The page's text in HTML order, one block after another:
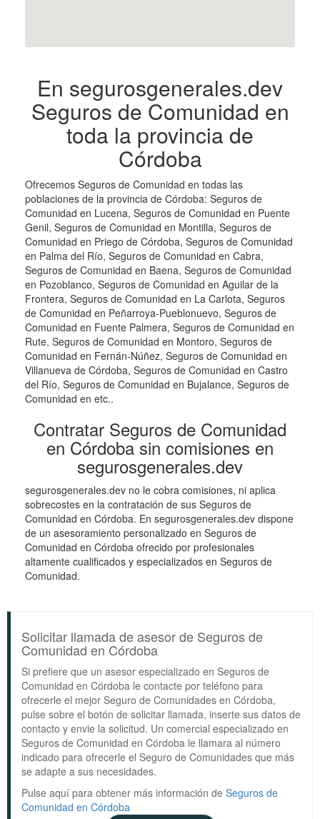
En segurosgenerales.dev
Seguros de Comunidad en
toda la provincia de
Córdoba
Ofrecemos Seguros de Comunidad en todas las
poblaciones de la provincia de Córdoba: Seguros de
Comunidad en Lucena, Seguros de Comunidad en Puente
Genil, Seguros de Comunidad en Montilla, Seguros de
Comunidad en Priego de Córdoba, Seguros de Comunidad
en Palma del Río, Seguros de Comunidad en Cabra,
Seguros de Comunidad en Baena, Seguros de Comunidad
en Pozoblanco, Seguros de Comunidad en Aguilar de la
Frontera, Seguros de Comunidad en La Carlota, Seguros
de Comunidad en Peñarroya-Pueblonuevo, Seguros de
Comunidad en Fuente Palmera, Seguros de Comunidad en
Rute, Seguros de Comunidad en Montoro, Seguros de
Comunidad en Fernán-Núñez, Seguros de Comunidad en
Villanueva de Córdoba, Seguros de Comunidad en Castro
del Río, Seguros de Comunidad en Bujalance, Seguros de
Comunidad en etc..
Contratar Seguros de Comunidad
en Córdoba sin comisiones en
segurosgenerales.dev
segurosgenerales.dev no le cobra comisiones, ni aplica
sobrecostes en la contratación de sus Seguros de
Comunidad en Córdoba. En segurosgenerales.dev dispone
de un asesoramiento personalizado en Seguros de
Comunidad en Córdoba ofrecido por profesionales
altamente cualificados y especializados en Seguros de
Comunidad.
Solicitar llamada de asesor de Seguros de
Comunidad en Córdoba
Si prefiere que un asesor especializado en Seguros de
Comunidad en Córdoba le contacte por teléfono para
ofrecerle el mejor Seguro de Comunidades en Córdoba,
pulse sobre el botón de solicitar llamada, inserte sus datos de
contacto y envie la solicitud. Un comercial especializado en
Seguros de Comunidad en Córdoba le llamara al número
indicado para ofrecerle el Seguro de Comunidades que más
se adapte a sus necesidades.
Pulse aquí para obtener más información de Seguros de
Comunidad en Córdoba